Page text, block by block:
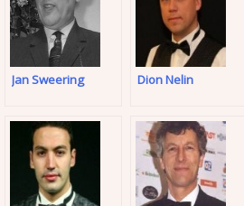
Jan Sweering Dion Nelin